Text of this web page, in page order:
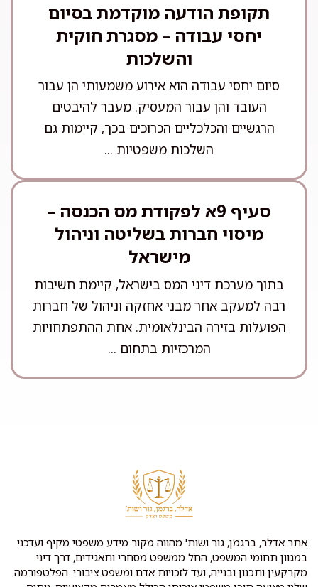
תקופת הודעה מוקדמת בסיום
יחסי עבודה – מסגרת חוקית
והשלכות
סיום יחסי עבודה הוא אירוע משמעותי הן עבור
העובד והן עבור המעסיק. מעבר להיבטים
הרגשיים והכלכליים הכרוכים בכך, קיימות גם
השלכות משפטיות ...
סעיף 9א לפקודת מס הכנסה –
מיסוי חברות בשליטה וניהול
מישראל
בתוך מערכת דיני המס בישראל, קיימת חשיבות
רבה למעקב אחר מבני אחזקה וניהול של חברות
הפועלות בזירה הבינלאומית. אחת ההתפתחויות
המרכזיות בתחום ...
אתר אדלר, ברגמן, גור ושות' מהווה מקור מידע משפטי מקיף ועדכני
במגוון תחומי המשפט, החל ממשפט מסחרי ותאגידים, דרך דיני
מקרקעין ותכנון ובנייה, ועד לזכויות אדם ומשפט ציבורי. הפלטפורמה